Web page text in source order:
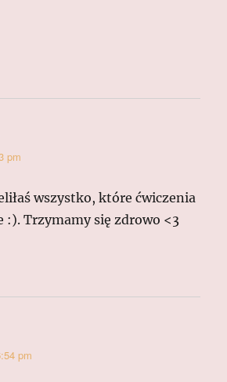
pm
wszystko, które ćwiczenia
:). Trzymamy się zdrowo <3
pm